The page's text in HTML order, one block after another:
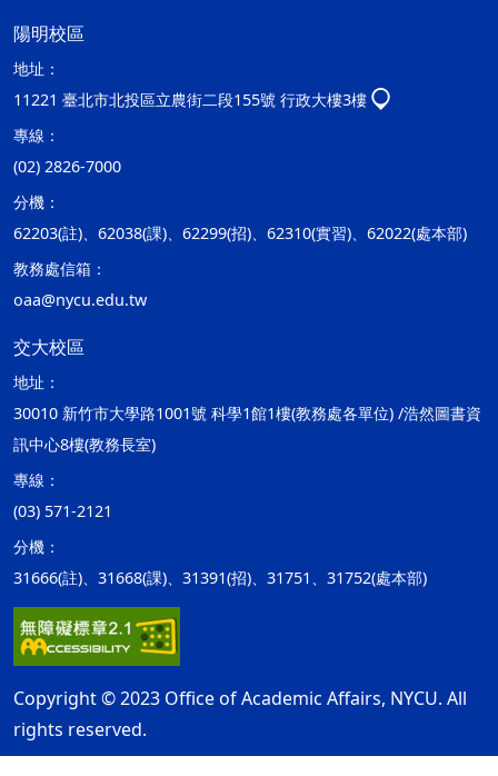
陽明校區
地址：
11221 臺北市北投區立農街二段155號 行政大樓3樓
專線：
(02) 2826-7000
分機：
62203(註)、62038(課)、62299(招)、62310(實習)、62022(處本部)
教務處信箱：
oaa@nycu.edu.tw
交大校區
地址：
30010 新竹市大學路1001號 科學1館1樓(教務處各單位) /浩然圖書資
訊中心8樓(教務長室)
專線：
(03) 571-2121
分機：
31666(註)、31668(課)、31391(招)、31751、31752(處本部)
Copyright © 2023 Office of Academic Affairs, NYCU. All
rights reserved.